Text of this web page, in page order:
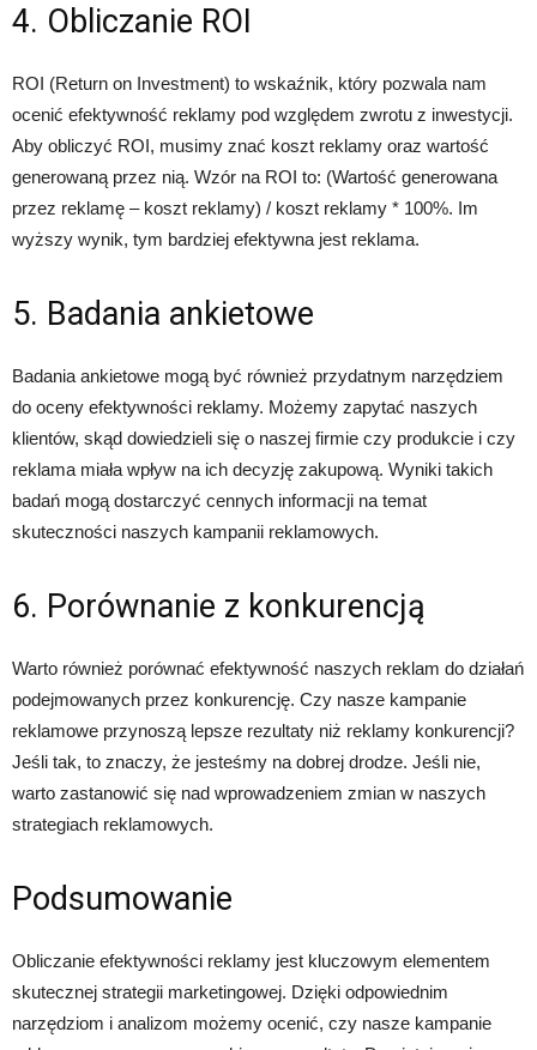
4. Obliczanie ROI
ROI (Return on Investment) to wskaźnik, który pozwala nam
ocenić efektywność reklamy pod względem zwrotu z inwestycji.
Aby obliczyć ROI, musimy znać koszt reklamy oraz wartość
generowaną przez nią. Wzór na ROI to: (Wartość generowana
przez reklamę – koszt reklamy) / koszt reklamy * 100%. Im
wyższy wynik, tym bardziej efektywna jest reklama.
5. Badania ankietowe
Badania ankietowe mogą być również przydatnym narzędziem
do oceny efektywności reklamy. Możemy zapytać naszych
klientów, skąd dowiedzieli się o naszej firmie czy produkcie i czy
reklama miała wpływ na ich decyzję zakupową. Wyniki takich
badań mogą dostarczyć cennych informacji na temat
skuteczności naszych kampanii reklamowych.
6. Porównanie z konkurencją
Warto również porównać efektywność naszych reklam do działań
podejmowanych przez konkurencję. Czy nasze kampanie
reklamowe przynoszą lepsze rezultaty niż reklamy konkurencji?
Jeśli tak, to znaczy, że jesteśmy na dobrej drodze. Jeśli nie,
warto zastanowić się nad wprowadzeniem zmian w naszych
strategiach reklamowych.
Podsumowanie
Obliczanie efektywności reklamy jest kluczowym elementem
skutecznej strategii marketingowej. Dzięki odpowiednim
narzędziom i analizom możemy ocenić, czy nasze kampanie